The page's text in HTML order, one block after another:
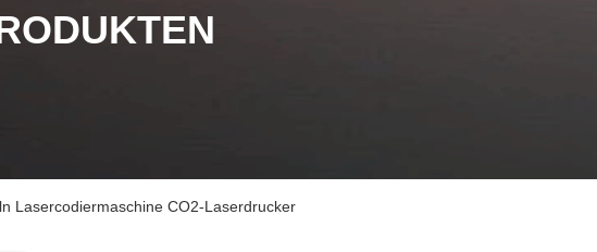
Lasercodiermaschine CO2-Laserdrucker